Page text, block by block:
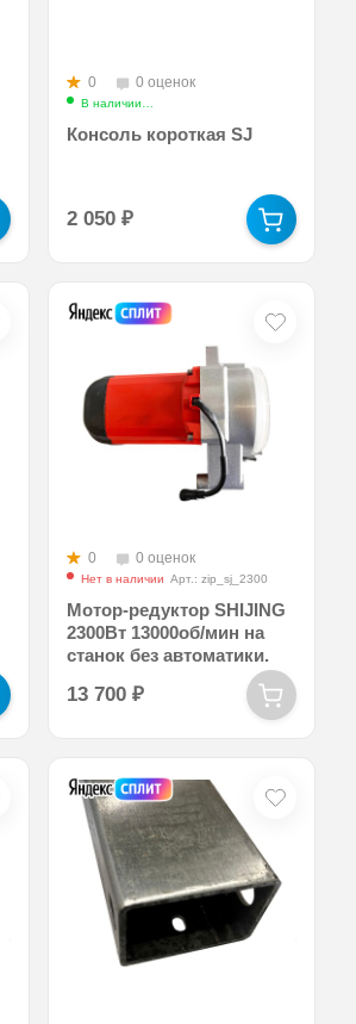
0 0 оценок
В наличии
Консоль короткая SJ
2 050 ₽
0 0 оценок
Нет в наличии Арт.: zip_sj_2300
Мотор-редуктор SHIJING
2300Вт 13000об/мин на
станок без автоматики.
13 700 ₽